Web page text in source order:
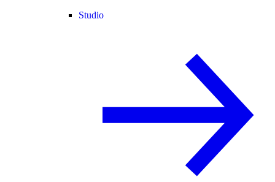
Studio